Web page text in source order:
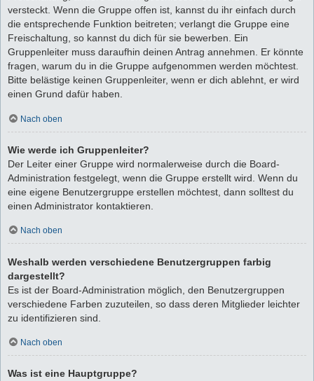
versteckt. Wenn die Gruppe offen ist, kannst du ihr einfach durch
die entsprechende Funktion beitreten; verlangt die Gruppe eine
Freischaltung, so kannst du dich für sie bewerben. Ein
Gruppenleiter muss daraufhin deinen Antrag annehmen. Er könnte
fragen, warum du in die Gruppe aufgenommen werden möchtest.
Bitte belästige keinen Gruppenleiter, wenn er dich ablehnt, er wird
einen Grund dafür haben.
Nach oben
Wie werde ich Gruppenleiter?
Der Leiter einer Gruppe wird normalerweise durch die Board-
Administration festgelegt, wenn die Gruppe erstellt wird. Wenn du
eine eigene Benutzergruppe erstellen möchtest, dann solltest du
einen Administrator kontaktieren.
Nach oben
Weshalb werden verschiedene Benutzergruppen farbig
dargestellt?
Es ist der Board-Administration möglich, den Benutzergruppen
verschiedene Farben zuzuteilen, so dass deren Mitglieder leichter
zu identifizieren sind.
Nach oben
Was ist eine Hauptgruppe?